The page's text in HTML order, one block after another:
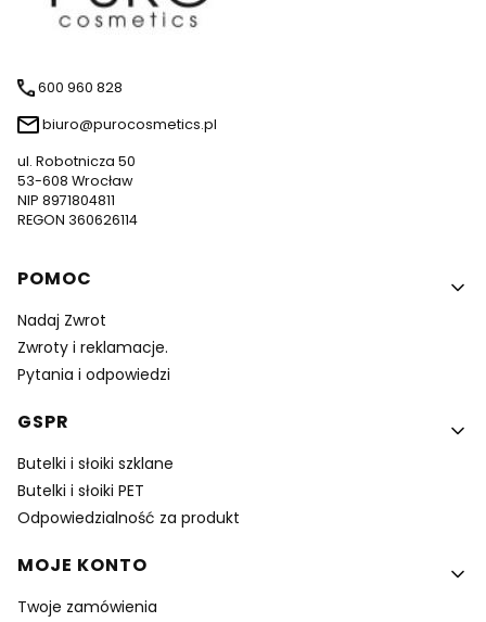
600 960 828
biuro@purocosmetics.pl
ul. Robotnicza 50
53-608 Wrocław
NIP 8971804811
REGON 360626114
Linki w stopce
POMOC
Nadaj Zwrot
Zwroty i reklamacje.
Pytania i odpowiedzi
GSPR
Butelki i słoiki szklane
Butelki i słoiki PET
Odpowiedzialność za produkt
MOJE KONTO
Twoje zamówienia